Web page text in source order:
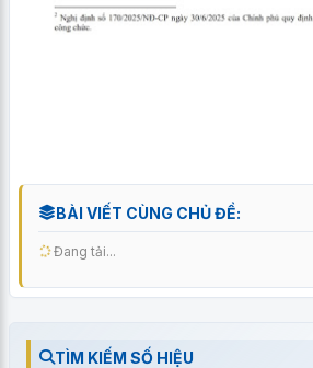
BÀI VIẾT CÙNG CHỦ ĐỀ:
Đang tải...
TÌM KIẾM SỐ HIỆU